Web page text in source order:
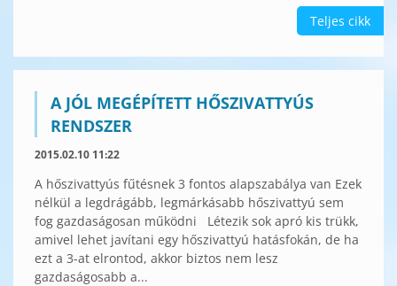
Teljes cikk
A JÓL MEGÉPÍTETT HŐSZIVATTYÚS
RENDSZER
2015.02.10 11:22
A hőszivattyús fűtésnek 3 fontos alapszabálya van Ezek
nélkül a legdrágább, legmárkásabb hőszivattyú sem
fog gazdaságosan működni Létezik sok apró kis trükk,
amivel lehet javítani egy hőszivattyú hatásfokán, de ha
ezt a 3-at elrontod, akkor biztos nem lesz
gazdaságosabb a...